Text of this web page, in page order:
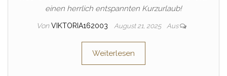
einen herrlich entspannten Kurzurlaub!
Von VIKTORIA162003 August 21, 2025 Aus
Weiterlesen